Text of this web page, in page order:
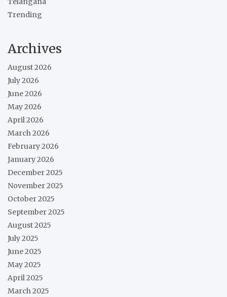
Trending
Archives
August 2026
July 2026
June 2026
May 2026
April 2026
March 2026
February 2026
January 2026
December 2025
November 2025
October 2025
September 2025
August 2025
July 2025
June 2025
May 2025
April 2025
March 2025